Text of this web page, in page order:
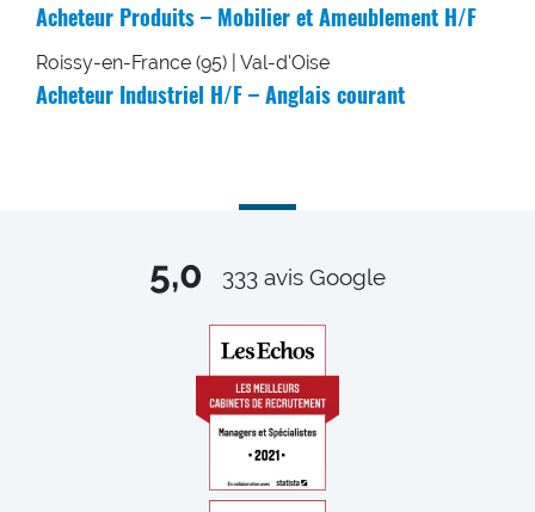
Acheteur Produits – Mobilier et Ameublement H/F
Roissy-en-France (95) | Val-d'Oise
Acheteur Industriel H/F – Anglais courant
5,0 333 avis Google